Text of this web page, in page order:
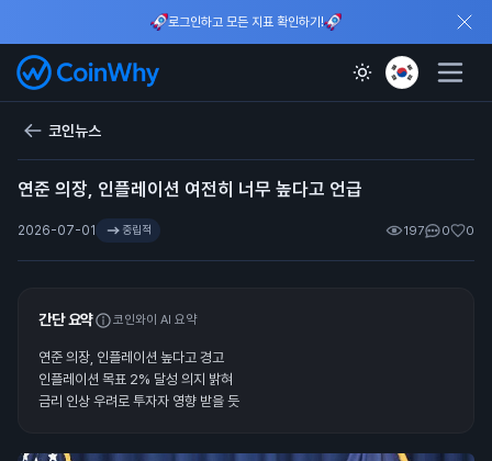
로그인하고 모든 지표 확인하기!
코인뉴스
연준 의장, 인플레이션 여전히 너무 높다고 언급
2026-07-01 중립적 197 0 0
간단 요약 코인와이 AI 요약
연준 의장, 인플레이션 높다고 경고
인플레이션 목표 2% 달성 의지 밝혀
금리 인상 우려로 투자자 영향 받을 듯